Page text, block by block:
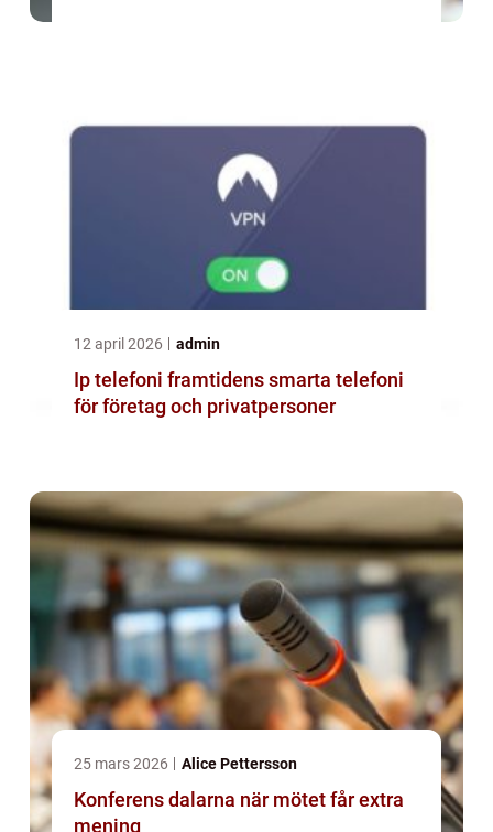
12 april 2026 admin
Ip telefoni framtidens smarta telefoni
för företag och privatpersoner
25 mars 2026 Alice Pettersson
Konferens dalarna när mötet får extra
mening